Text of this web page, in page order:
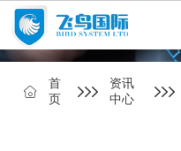
首
页
资讯
中心